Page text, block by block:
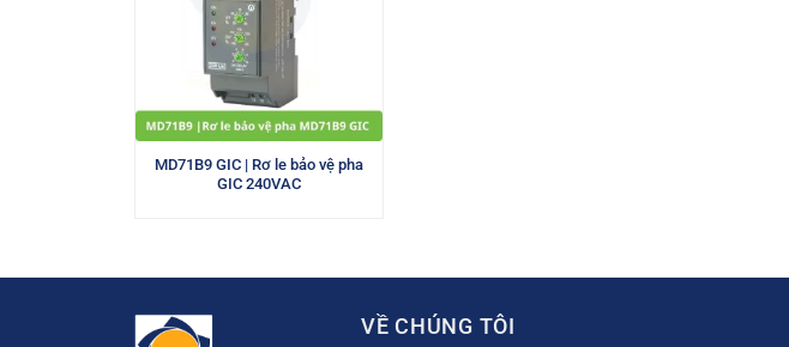
MD71B9 GIC | Rơ le bảo vệ pha
GIC 240VAC
VỀ CHÚNG TÔI